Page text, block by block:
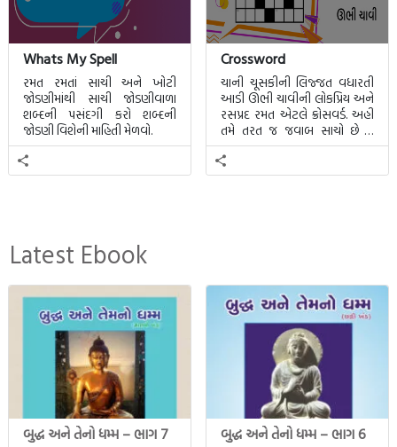
Whats My Spell
રમત રમતાં સાચી અને ખોટી
જોડણીમાંથી સાચી જોડણીવાળા
શબ્દની પસંદગી કરો શબ્દની
જોડણી વિશેની માહિતી મેળવો.
Crossword
ચાની ચૂસકીની લિજ્જત વધારતી
આડી ઊભી ચાવીની લોકપ્રિય અને
રસપ્રદ રમત એટલે ક્રોસવર્ડ. અહીં
તમે તરત જ જવાબ સાચો છે કે
ખોટો તે જાણી શકાશે.
Latest Ebook
બુદ્ધ અને તેનો ધમ્મ – ભાગ 7 બુદ્ધ અને તેનો ધમ્મ – ભાગ 6